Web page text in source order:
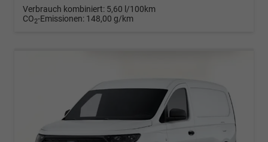
Verbrauch kombiniert: 5,60 l/100km
CO2-Emissionen: 148,00 g/km